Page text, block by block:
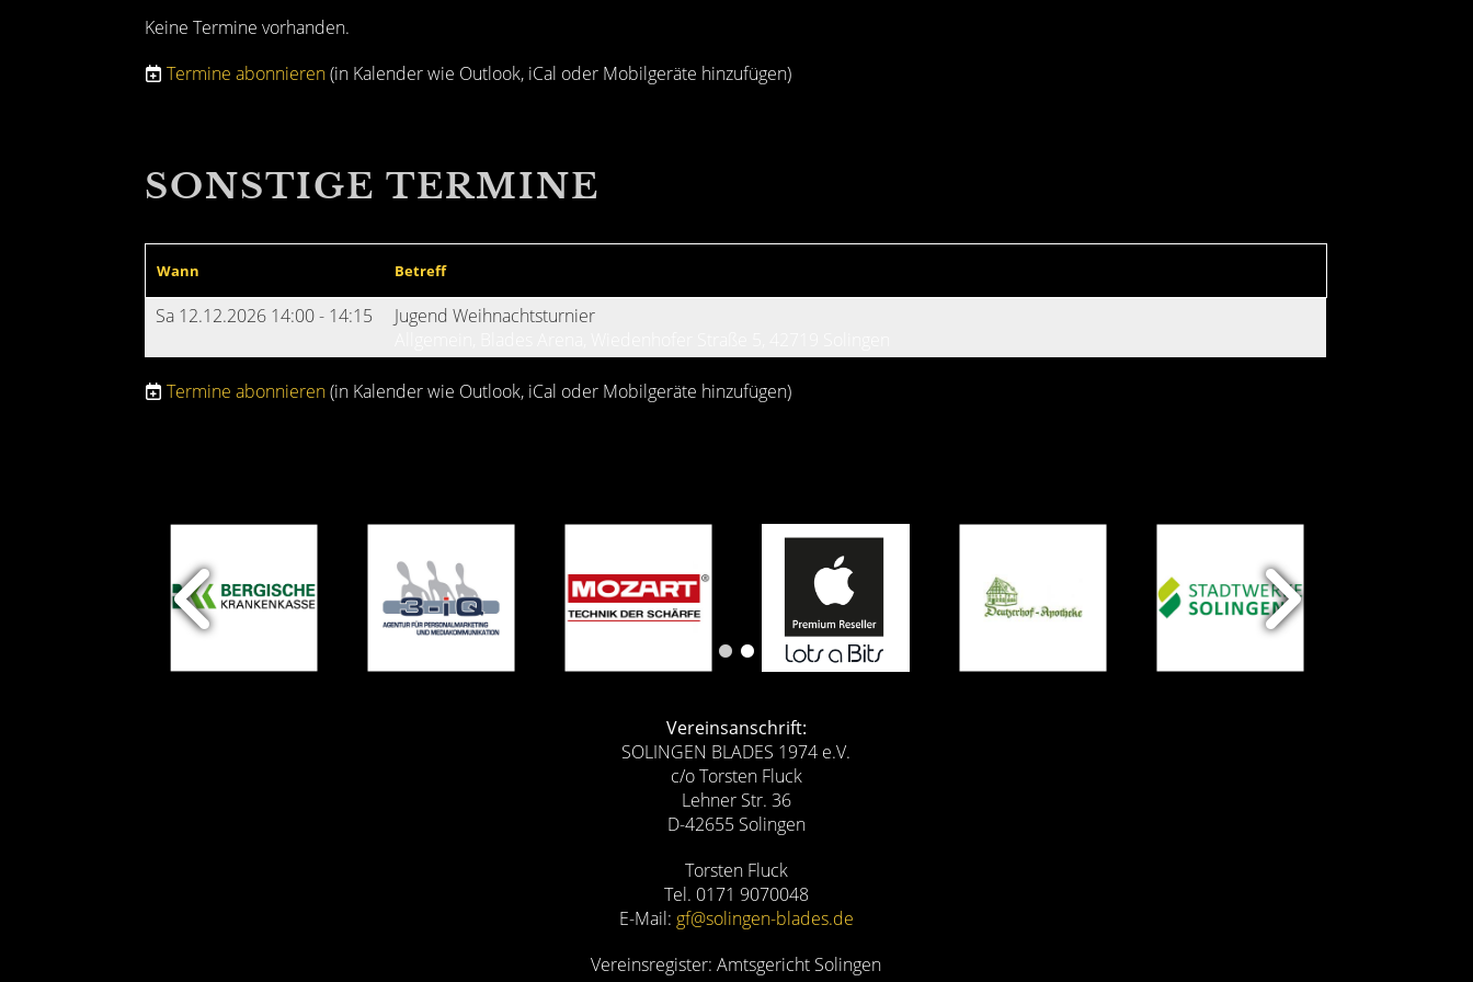
Keine Termine vorhanden.
Termine abonnieren(in Kalender wie Outlook, iCal oder Mobilgeräte hinzufügen)
SONSTIGE TERMINE
Wann Betreff
Sa 12.12.2026 14:00 - 14:15
Jugend Weihnachtsturnier
Termine abonnieren(in Kalender wie Outlook, iCal oder Mobilgeräte hinzufügen)
Vereinsanschrift:
SOLINGEN BLADES 1974 e.V.
c/o Torsten Fluck
Lehner Str. 36
D-42655 Solingen
Torsten Fluck
Tel. 0171 9070048
E-Mail: gf@solingen-blades.de
Vereinsregister: Amtsgericht Solingen